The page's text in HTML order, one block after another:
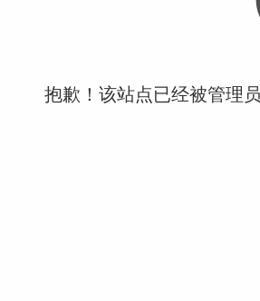
抱歉！该站点已经被管理